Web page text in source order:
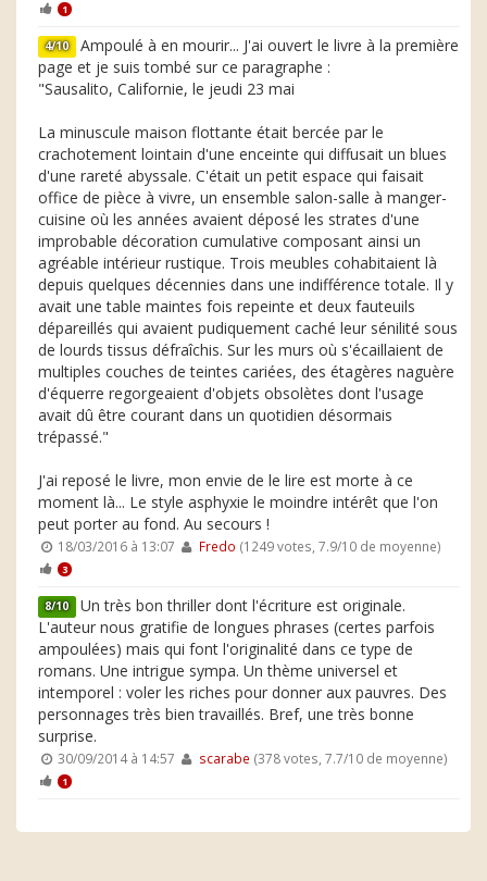
1
4/10 Ampoulé à en mourir... J'ai ouvert le livre à la première
page et je suis tombé sur ce paragraphe :
"Sausalito, Californie, le jeudi 23 mai
La minuscule maison flottante était bercée par le
crachotement lointain d'une enceinte qui diffusait un blues
d'une rareté abyssale. C'était un petit espace qui faisait
office de pièce à vivre, un ensemble salon-salle à manger-
cuisine où les années avaient déposé les strates d'une
improbable décoration cumulative composant ainsi un
agréable intérieur rustique. Trois meubles cohabitaient là
depuis quelques décennies dans une indifférence totale. Il y
avait une table maintes fois repeinte et deux fauteuils
dépareillés qui avaient pudiquement caché leur sénilité sous
de lourds tissus défraîchis. Sur les murs où s'écaillaient de
multiples couches de teintes cariées, des étagères naguère
d'équerre regorgeaient d'objets obsolètes dont l'usage
avait dû être courant dans un quotidien désormais
trépassé."
J'ai reposé le livre, mon envie de le lire est morte à ce
moment là... Le style asphyxie le moindre intérêt que l'on
peut porter au fond. Au secours !
18/03/2016 à 13:07 Fredo (1249 votes, 7.9/10 de moyenne)
3
8/10 Un très bon thriller dont l'écriture est originale.
L'auteur nous gratifie de longues phrases (certes parfois
ampoulées) mais qui font l'originalité dans ce type de
romans. Une intrigue sympa. Un thème universel et
intemporel : voler les riches pour donner aux pauvres. Des
personnages très bien travaillés. Bref, une très bonne
surprise.
30/09/2014 à 14:57 scarabe (378 votes, 7.7/10 de moyenne)
1